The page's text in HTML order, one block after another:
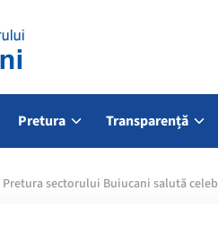
Pretura Transparență
Pretura sectorului Buiucani salută